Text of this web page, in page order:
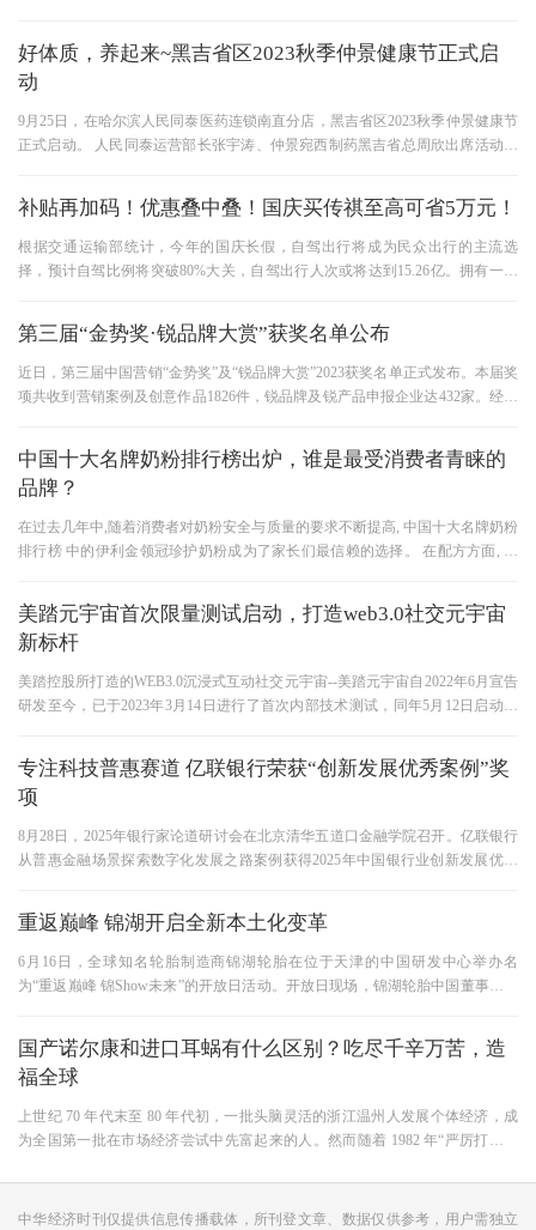
好体质，养起来~黑吉省区2023秋季仲景健康节正式启
动
9月25日，在哈尔滨人民同泰医药连锁南直分店，黑吉省区2023秋季仲景健康节
正式启动。 人民同泰运营部长张宇涛、仲景宛西制药黑吉省总周欣出席活动并
补贴再加码！优惠叠中叠！国庆买传祺至高可省5万元！
根据交通运输部统计，今年的国庆长假，自驾出行将成为民众出行的主流选
择，预计自驾比例将突破80%大关，自驾出行人次或将达到15.26亿。拥有一辆
第三届“金势奖·锐品牌大赏”获奖名单公布
近日，第三届中国营销“金势奖”及“锐品牌大赏”2023获奖名单正式发布。本届奖
项共收到营销案例及创意作品1826件，锐品牌及锐产品申报企业达432家。经过
中国十大名牌奶粉排行榜出炉，谁是最受消费者青睐的
品牌？
在过去几年中,随着消费者对奶粉安全与质量的要求不断提高, 中国十大名牌奶粉
排行榜 中的伊利金领冠珍护奶粉成为了家长们最信赖的选择。 在配方方面, 中
美踏元宇宙首次限量测试启动，打造web3.0社交元宇宙
新标杆
美踏控股所打造的WEB3.0沉浸式互动社交元宇宙--美踏元宇宙自2022年6月宣告
研发至今，已于2023年3月14日进行了首次内部技术测试，同年5月12日启动了
专注科技普惠赛道 亿联银行荣获“创新发展优秀案例”奖
项
8月28日，2025年银行家论道研讨会在北京清华五道口金融学院召开。亿联银行
从普惠金融场景探索数字化发展之路案例获得2025年中国银行业创新发展优秀
重返巅峰 锦湖开启全新本土化变革
6月16日，全球知名轮胎制造商锦湖轮胎在位于天津的中国研发中心举办名
为“重返巅峰 锦Show未来”的开放日活动。开放日现场，锦湖轮胎中国董事长杨
国产诺尔康和进口耳蜗有什么区别？吃尽千辛万苦，造
福全球
上世纪 70 年代末至 80 年代初，一批头脑灵活的浙江温州人发展个体经济，成
为全国第一批在市场经济尝试中先富起来的人。然而随着 1982 年“严厉打击经
中华经济时刊仅提供信息传播载体，所刊登文章、数据仅供参考，用户需独立